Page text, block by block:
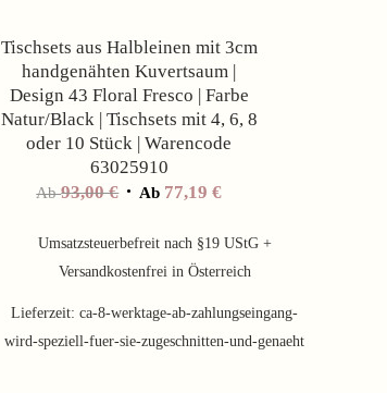
Tischsets aus Halbleinen mit 3cm
handgenähten Kuvertsaum |
Design 43 Floral Fresco | Farbe
Natur/Black | Tischsets mit 4, 6, 8
oder 10 Stück | Warencode
63025910
Ab93,00€ Ab 77,19€
Umsatzsteuerbefreit nach §19 UStG +
Versandkostenfrei in Österreich
Lieferzeit:ca-8-werktage-ab-zahlungseingang-
wird-speziell-fuer-sie-zugeschnitten-und-genaeht